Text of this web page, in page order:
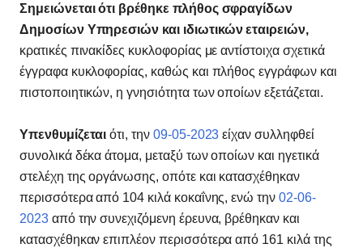
Σημειώνεται ότι βρέθηκε πλήθος σφραγίδων
Δημοσίων Υπηρεσιών και ιδιωτικών εταιρειών,
κρατικές πινακίδες κυκλοφορίας με αντίστοιχα σχετικά
έγγραφα κυκλοφορίας, καθώς και πλήθος εγγράφων και
πιστοποιητικών, η γνησιότητα των οποίων εξετάζεται.
Υπενθυμίζεται ότι, την 09-05-2023 είχαν συλληφθεί
συνολικά δέκα άτομα, μεταξύ των οποίων και ηγετικά
στελέχη της οργάνωσης, οπότε και κατασχέθηκαν
περισσότερα από 104 κιλά κοκαΐνης, ενώ την 02-06-
2023από την συνεχιζόμενη έρευνα, βρέθηκαν και
κατασχέθηκαν επιπλέον περισσότερα από 161 κιλά της